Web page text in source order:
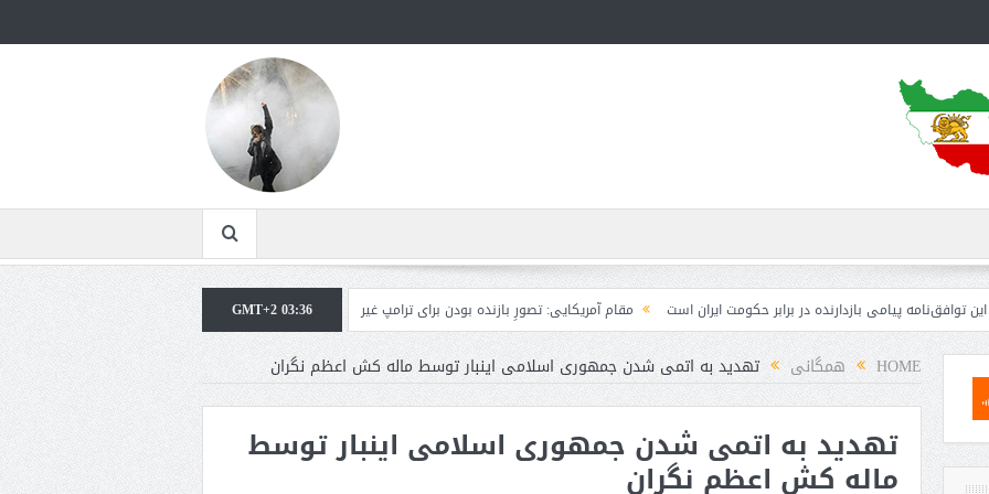
پیامی بازدارنده در برابر حکومت ایران است مقام آمریکایی: تصورِ بازنده بودن برای ترامپ غیرقابل‌تحمل است+فیلم: تحلیل
مقامات آمریکایی: برخی گزارش‌ها موجبGMT+2 03:36
HOME همگانی تهدید به اتمی شدن جمهوری اسلامی اینبار توسط ماله کش اعظم نگران
تهدید به اتمی شدن جمهوری اسلامی اینبار توسط
ماله کش اعظم نگران